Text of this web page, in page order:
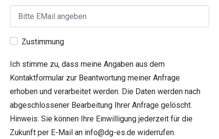
Zustimmung
Ich stimme zu, dass meine Angaben aus dem
Kontaktformular zur Beantwortung meiner Anfrage
erhoben und verarbeitet werden. Die Daten werden nach
abgeschlossener Bearbeitung Ihrer Anfrage gelöscht.
Hinweis: Sie können Ihre Einwilligung jederzeit für die
Zukunft per E-Mail an info@dg-es.de widerrufen.